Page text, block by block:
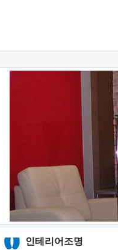
인테리어조명